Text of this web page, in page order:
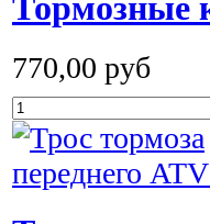
Тормозные
770,00 руб